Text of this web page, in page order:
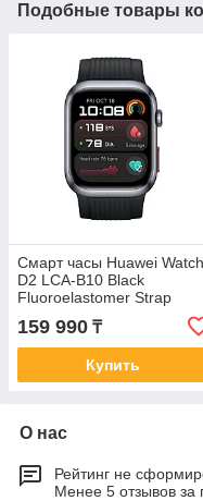
Подобные товары
Смарт часы Huawei Watch
D2 LCA-B10 Black
Fluoroelastomer Strap
159 990 ₸
Купить
О нас
Рейтинг не
Менее 5 отзывов за